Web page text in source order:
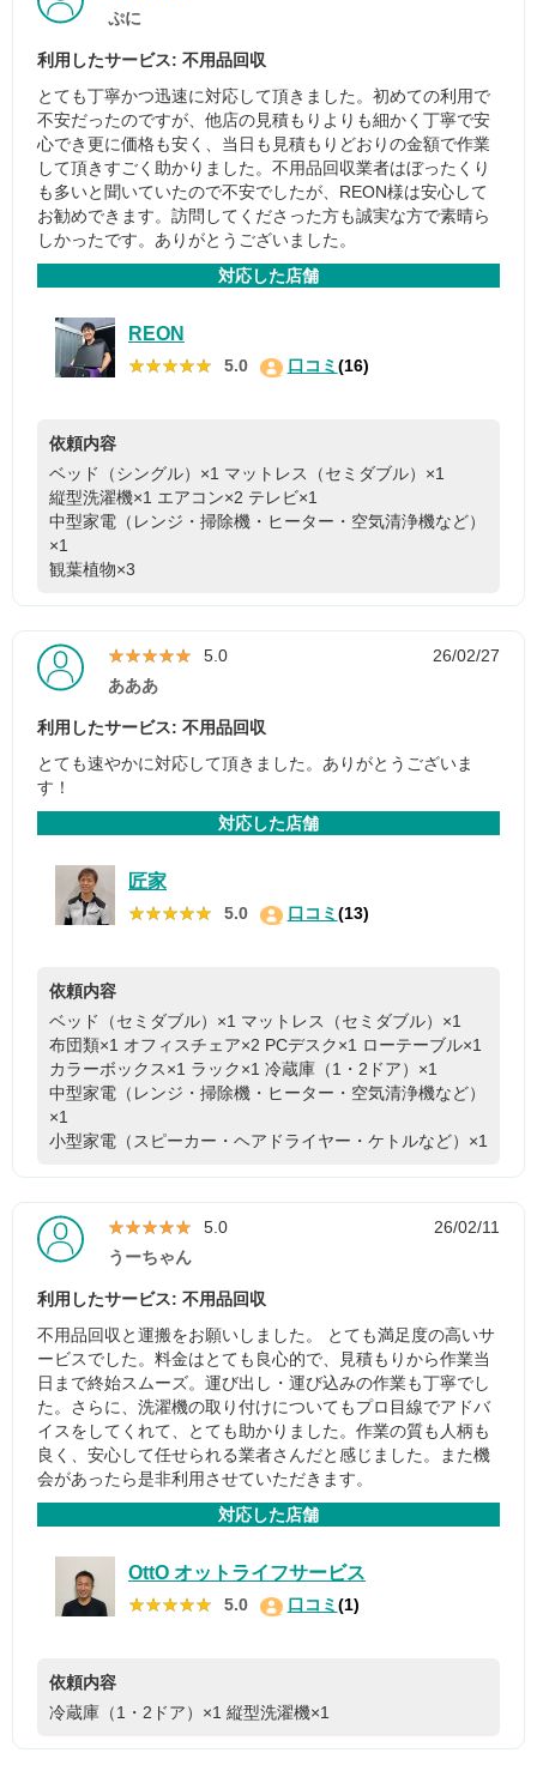
ぷに
利用したサービス: 不用品回収
とても丁寧かつ迅速に対応して頂きました。初めての利用で
不安だったのですが、他店の見積もりよりも細かく丁寧で安
心でき更に価格も安く、当日も見積もりどおりの金額で作業
して頂きすごく助かりました。不用品回収業者はぼったくり
も多いと聞いていたので不安でしたが、REON様は安心して
お勧めできます。訪問してくださった方も誠実な方で素晴ら
しかったです。ありがとうございました。
対応した店舗
REON
★★★★★
★★★★★ 5.0 口コミ(16)
依頼内容
ベッド（シングル）×1 マットレス（セミダブル）×1
縦型洗濯機×1 エアコン×2 テレビ×1
中型家電（レンジ・掃除機・ヒーター・空気清浄機など）
×1
観葉植物×3
★★★★★
★★★★★ 5.0
26/02/27
あああ
利用したサービス: 不用品回収
とても速やかに対応して頂きました。ありがとうございま
す！
対応した店舗
匠家
★★★★★
★★★★★ 5.0 口コミ(13)
依頼内容
ベッド（セミダブル）×1 マットレス（セミダブル）×1
布団類×1 オフィスチェア×2 PCデスク×1 ローテーブル×1
カラーボックス×1 ラック×1 冷蔵庫（1・2ドア）×1
中型家電（レンジ・掃除機・ヒーター・空気清浄機など）
×1
小型家電（スピーカー・ヘアドライヤー・ケトルなど）×1
★★★★★
★★★★★ 5.0
26/02/11
うーちゃん
利用したサービス: 不用品回収
不用品回収と運搬をお願いしました。 とても満足度の高いサ
ービスでした。料金はとても良心的で、見積もりから作業当
日まで終始スムーズ。運び出し・運び込みの作業も丁寧でし
た。さらに、洗濯機の取り付けについてもプロ目線でアドバ
イスをしてくれて、とても助かりました。作業の質も人柄も
良く、安心して任せられる業者さんだと感じました。また機
会があったら是非利用させていただきます。
対応した店舗
OttO オットライフサービス
★★★★★
★★★★★ 5.0 口コミ(1)
依頼内容
冷蔵庫（1・2ドア）×1 縦型洗濯機×1